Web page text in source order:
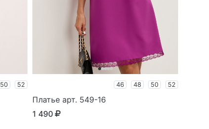
50 52 46 48 50 52
Платье арт. 549-16
1 490